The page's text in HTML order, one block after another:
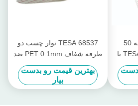
نوار چسب دو طرفه 50
میکرومتری TESA 68562 با
TESA 68537 نوار چسب دو
طرفه شفاف PET 0.1mm ضد
ریبون با مقاومت در برابر دمای
بالا
بهترین قیمت رو بدست
بیار